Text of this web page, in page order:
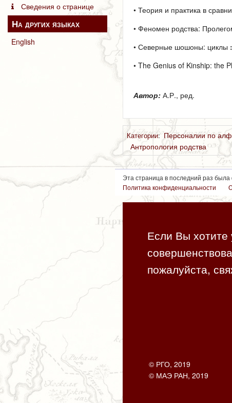
Сведения о странице
На других языках
English
• Теория и практика в
• Феномен родства:
• Северные шошоны: циклы
• The Genius of Kinship: the
Автор: А.Р., ред.
Категории: Персоналии по
Антропология родства
Эта страница в последний раз
Политика конфиденциальности
Если Вы хотите
пожалуйста,
© РГО, 2019
© МАЭ РАН, 2019